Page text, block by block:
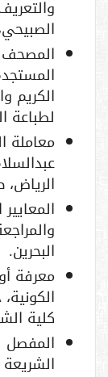
الصبيحي،
المصحف
الكريم
لطباعة
معاملة
الرياض، ط5: 1417هـ/
البحرين.
معرفة
كلية
المفصل